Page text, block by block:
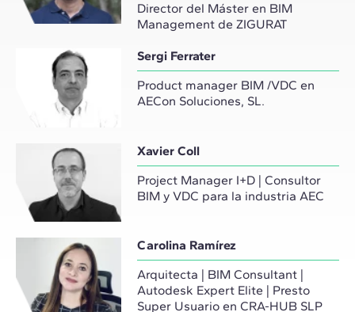
Director del Máster en BIM
Management de ZIGURAT
Sergi Ferrater
Product manager BIM /VDC en
AECon Soluciones, SL.
Xavier Coll
Project Manager I+D | Consultor
BIM y VDC para la industria AEC
Carolina Ramírez
Arquitecta | BIM Consultant |
Autodesk Expert Elite | Presto
Super Usuario en CRA-HUB SLP